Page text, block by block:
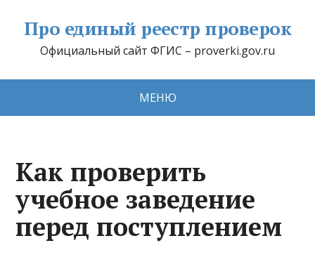
Про единый реестр проверок
Официальный сайт ФГИС – proverki.gov.ru
МЕНЮ
Как проверить
учебное заведение
перед поступлением